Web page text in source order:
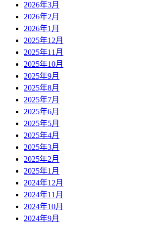
2026年3月
2026年2月
2026年1月
2025年12月
2025年11月
2025年10月
2025年9月
2025年8月
2025年7月
2025年6月
2025年5月
2025年4月
2025年3月
2025年2月
2025年1月
2024年12月
2024年11月
2024年10月
2024年9月